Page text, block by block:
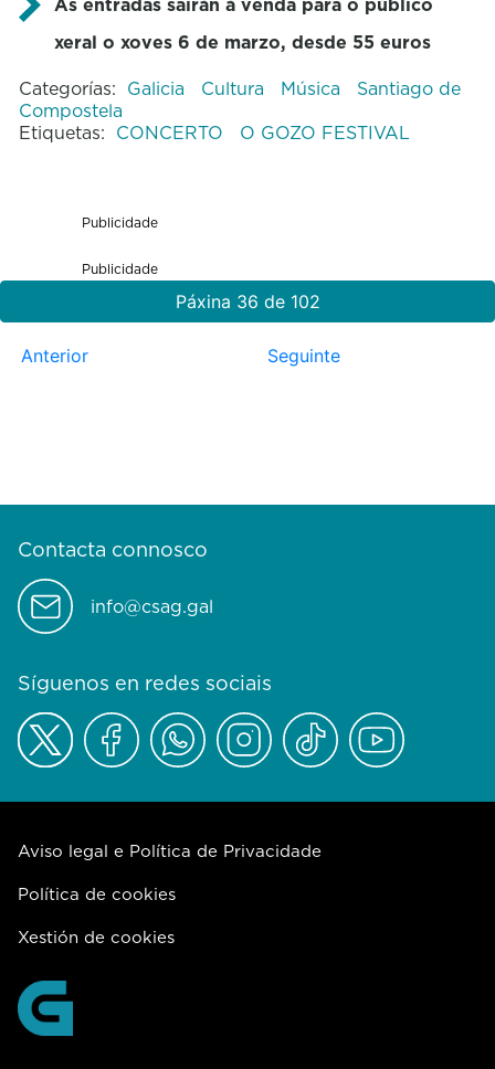
xeral o xoves 6 de marzo, desde 55 euros
Categorías: Galicia Cultura Música
Santiago de
Compostela
Etiquetas: CONCERTO O GOZO FESTIVAL
Publicidade
Publicidade
Páxina 36 de 102
Anterior Seguinte
Contacta connosco
info@csag.gal
Síguenos en redes sociais
Aviso legal e Política de Privacidade
Política de cookies
Xestión de cookies